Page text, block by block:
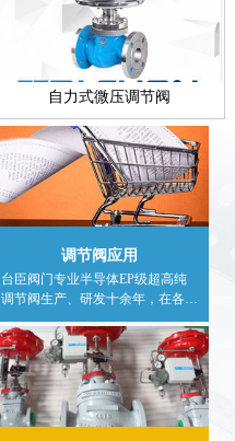
自力式微压调节阀
调节阀应用
台臣阀门专业半导体EP级超高纯
调节阀生产、研发十余年，在各种
行业均有应用案例，欢迎广大用户
实地求证，详细调节阀应用行业信
息，请进入内站，看详情。